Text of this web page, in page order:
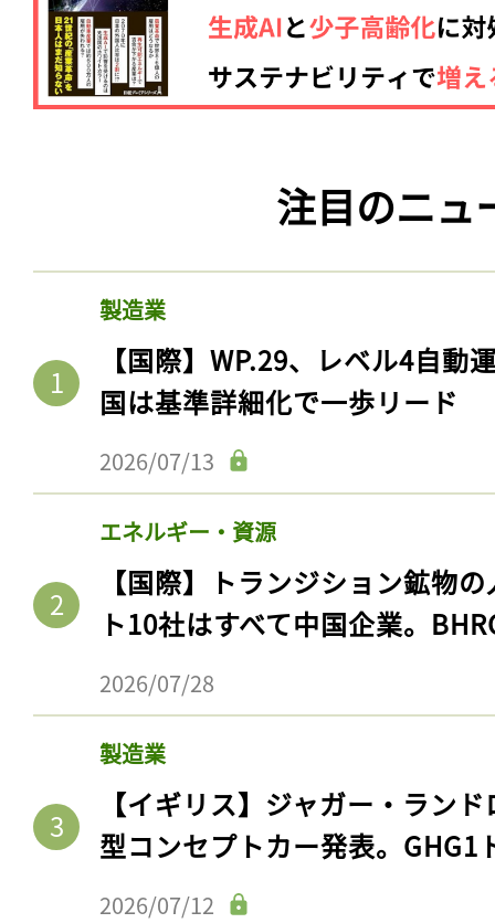
注目のニュ
製造業
【国際】WP.29、レベル4自動
国は基準詳細化で一歩リード
2026/07/13
エネルギー・資源
【国際】トランジション鉱物
ト10社はすべて中国企業。
2026/07/28
製造業
【イギリス】ジャガー・ラン
型コンセプトカー発表。GHG1
2026/07/12